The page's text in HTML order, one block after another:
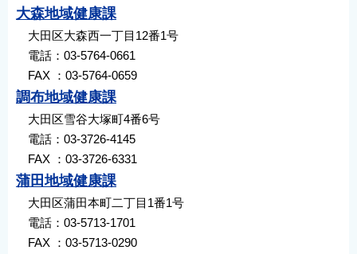
大森地域健康課
大田区大森西一丁目12番1号
電話：03-5764-0661
FAX ：03-5764-0659
調布地域健康課
大田区雪谷大塚町4番6号
電話：03-3726-4145
FAX ：03-3726-6331
蒲田地域健康課
大田区蒲田本町二丁目1番1号
電話：03-5713-1701
FAX ：03-5713-0290